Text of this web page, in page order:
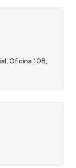
Oficina 108,